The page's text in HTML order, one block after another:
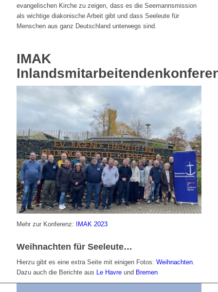
evangelischen Kirche zu zeigen, dass es die Seemannsmission
als wichtige diakonische Arbeit gibt und dass Seeleute für
Menschen aus ganz Deutschland unterwegs sind.
IMAK
Mehr zur Konferenz: IMAK 2023
Weihnachten für Seeleute…
Hierzu gibt es eine extra Seite mit einigen Fotos: Weihnachten.
Dazu auch die Berichte aus
Le Havreund Bremen